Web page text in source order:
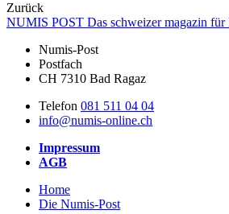
Zurück
NUMIS POST Das schweizer magazin für
Numis-Post
Postfach
CH 7310 Bad Ragaz
Telefon 081 511 04 04
info@numis-online.ch
Impressum
AGB
Home
Die Numis-Post